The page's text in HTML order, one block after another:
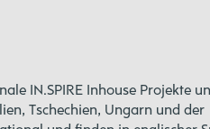
IN.SPIRE Inhouse Projekte
Tschechien, Ungarn und der